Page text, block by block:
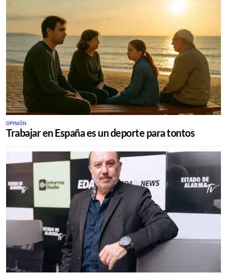
OPINIÓN
Trabajar en España es un deporte para tontos